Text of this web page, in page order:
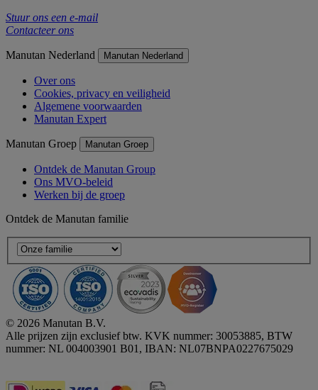
Stuur ons een e-mail
Contacteer ons
Manutan Nederland Manutan Nederland
Over ons
Cookies, privacy en veiligheid
Algemene voorwaarden
Manutan Expert
Manutan Groep Manutan Groep
Ontdek de Manutan Group
Ons MVO-beleid
Werken bij de groep
Ontdek de Manutan familie
© 2026 Manutan B.V.
Alle prijzen zijn exclusief btw. KVK nummer: 30053885, BTW
nummer: NL 004003901 B01, IBAN: NL07BNPA0227675029